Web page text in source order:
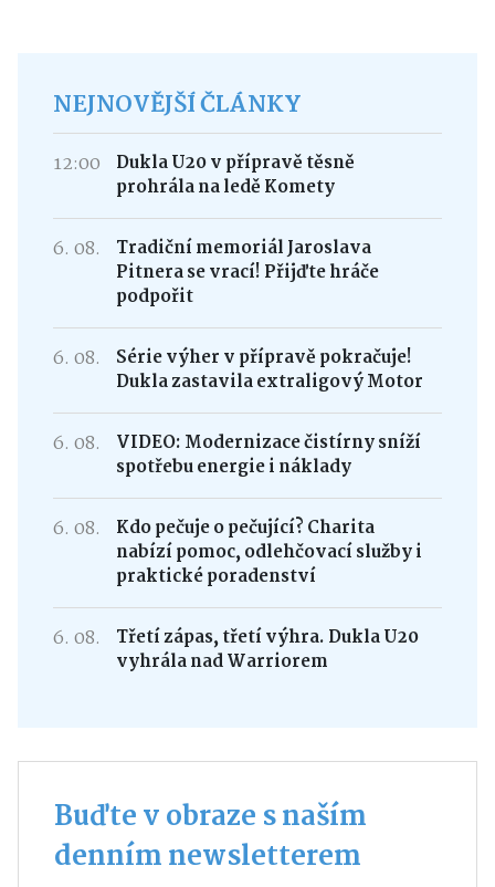
NEJNOVĚJŠÍ ČLÁNKY
12:00
Dukla U20 v přípravě těsně
prohrála na ledě Komety
6. 08.
Tradiční memoriál Jaroslava
Pitnera se vrací! Přijďte hráče
podpořit
6. 08.
Série výher v přípravě pokračuje!
Dukla zastavila extraligový Motor
6. 08.
VIDEO: Modernizace čistírny sníží
spotřebu energie i náklady
6. 08.
Kdo pečuje o pečující? Charita
nabízí pomoc, odlehčovací služby i
praktické poradenství
6. 08.
Třetí zápas, třetí výhra. Dukla U20
vyhrála nad Warriorem
Buďte v obraze s naším
denním newsletterem